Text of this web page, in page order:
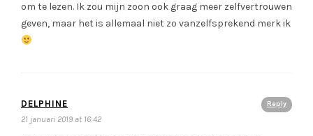
om te lezen. Ik zou mijn zoon ook graag meer zelfvertrouwen
geven, maar het is allemaal niet zo vanzelfsprekend merk ik
Reply
DELPHINE
21 januari 2019 at 16:42